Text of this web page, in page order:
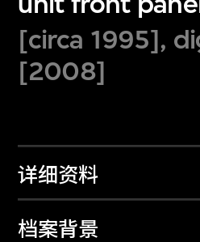
[circa 1995],
[2008]
详细资料
档案背景